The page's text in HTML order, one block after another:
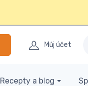
Můj účet
Recepty a blog